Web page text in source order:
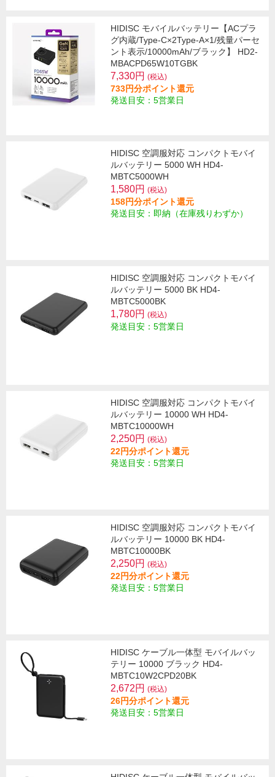
HIDISC モバイルバッテリー【ACプラ
グ内蔵/Type-C×2Type-A×1/残量パーセ
ント表示/10000mAh/ブラック】 HD2-
MBACPD65W10TGBK
7,330円 (税込)
733円分ポイント還元
発送目安：5営業日
HIDISC 空調服対応 コンパクトモバイ
ルバッテリー 5000 WH HD4-
MBTC5000WH
1,580円 (税込)
158円分ポイント還元
発送目安：即納（在庫残りわずか）
HIDISC 空調服対応 コンパクトモバイ
ルバッテリー 5000 BK HD4-
MBTC5000BK
1,780円 (税込)
発送目安：5営業日
HIDISC 空調服対応 コンパクトモバイ
ルバッテリー 10000 WH HD4-
MBTC10000WH
2,250円 (税込)
22円分ポイント還元
発送目安：5営業日
HIDISC 空調服対応 コンパクトモバイ
ルバッテリー 10000 BK HD4-
MBTC10000BK
2,250円 (税込)
22円分ポイント還元
発送目安：5営業日
HIDISC ケーブル一体型 モバイルバッ
テリー 10000 ブラック HD4-
MBTC10W2CPD20BK
2,672円 (税込)
26円分ポイント還元
発送目安：5営業日